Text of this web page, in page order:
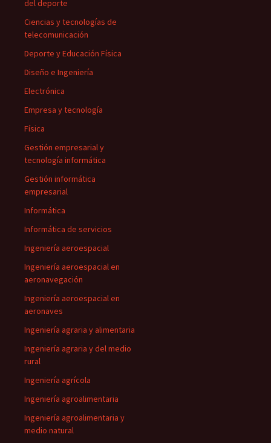
del deporte
Ciencias y tecnologías de
telecomunicación
Deporte y Educación Física
Diseño e Ingeniería
Electrónica
Empresa y tecnología
Física
Gestión empresarial y
tecnología informática
Gestión informática
empresarial
Informática
Informática de servicios
Ingeniería aeroespacial
Ingeniería aeroespacial en
aeronavegación
Ingeniería aeroespacial en
aeronaves
Ingeniería agraria y alimentaria
Ingeniería agraria y del medio
rural
Ingeniería agrícola
Ingeniería agroalimentaria
Ingeniería agroalimentaria y
medio natural